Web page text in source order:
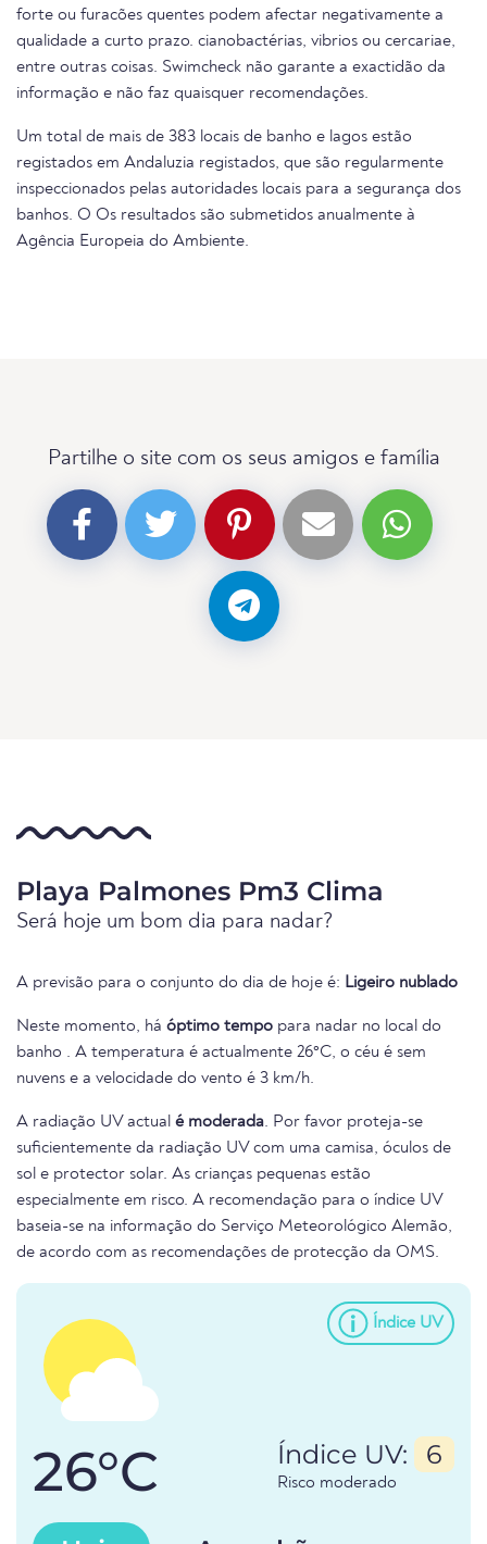
forte ou furacões quentes podem afectar negativamente a
qualidade a curto prazo. cianobactérias, vibrios ou cercariae,
entre outras coisas. Swimcheck não garante a exactidão da
informação e não faz quaisquer recomendações.
Um total de mais de 383 locais de banho e lagos estão
registados em Andaluzia registados, que são regularmente
inspeccionados pelas autoridades locais para a segurança dos
banhos. O Os resultados são submetidos anualmente à
Agência Europeia do Ambiente.
Partilhe o site com os seus amigos e família
Playa Palmones Pm3 Clima
Será hoje um bom dia para nadar?
A previsão para o conjunto do dia de hoje é: Ligeiro nublado
Neste momento, há óptimo tempo para nadar no local do
banho . A temperatura é actualmente 26°C, o céu é sem
nuvens e a velocidade do vento é 3 km/h.
A radiação UV actual é moderada. Por favor proteja-se
suficientemente da radiação UV com uma camisa, óculos de
sol e protector solar. As crianças pequenas estão
especialmente em risco. A recomendação para o índice UV
baseia-se na informação do Serviço Meteorológico Alemão,
de acordo com as recomendações de protecção da OMS.
Índice UV
26°C Índice UV: 6
Risco moderado